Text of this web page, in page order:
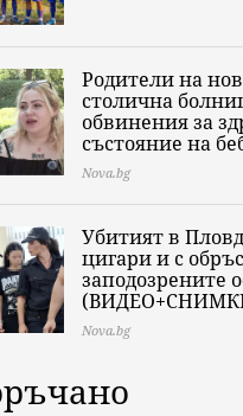
Родители на
столична
обвинения за
състояние на
Nova.bg
Убитият в
цигари и с
заподозрените
Nova.bg